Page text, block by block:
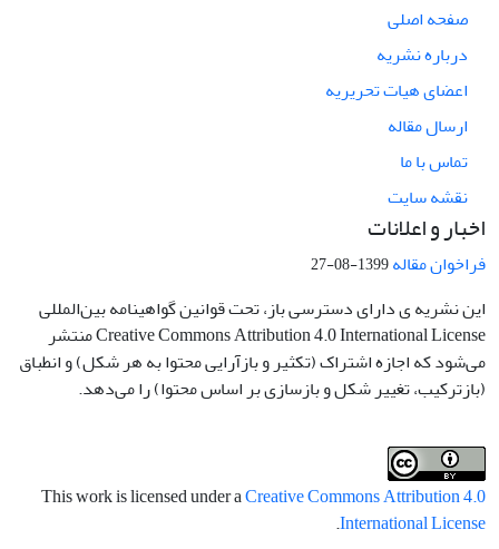
صفحه اصلی
درباره نشریه
اعضای هیات تحریریه
ارسال مقاله
تماس با ما
نقشه سایت
اخبار و اعلانات
فراخوان مقاله1399-08-27
این نشریه ی دارای دسترسی باز، تحت قوانین گواهینامه بین‌المللی
Creative Commons Attribution 4.0 International License منتشر
می‌شود که اجازه اشتراک (تکثیر و بازآرایی محتوا به هر شکل) و انطباق
(بازترکیب، تغییر شکل و بازسازی بر اساس محتوا) را می‌دهد.
This work is licensed under aCreative Commons Attribution 4.0
International License
.